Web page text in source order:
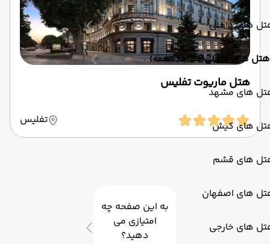
های داخلی
هتل های داخلی(مشاهده همه)
های مشهد
های کیش
های قشم
های اصفهان
های خارجی
هتل ماریوت تفلیس
تفلیس
به این صفحه چه
امتیازی می
دهید؟